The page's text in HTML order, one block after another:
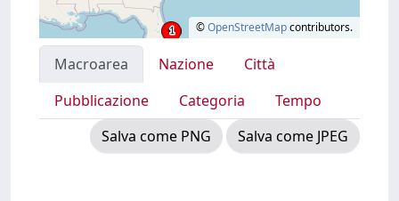
©OpenStreetMapcontributors.
Macroarea Nazione
Città
Pubblicazione
Categoria
Tempo
Salva come PNG
Salva come JPEG